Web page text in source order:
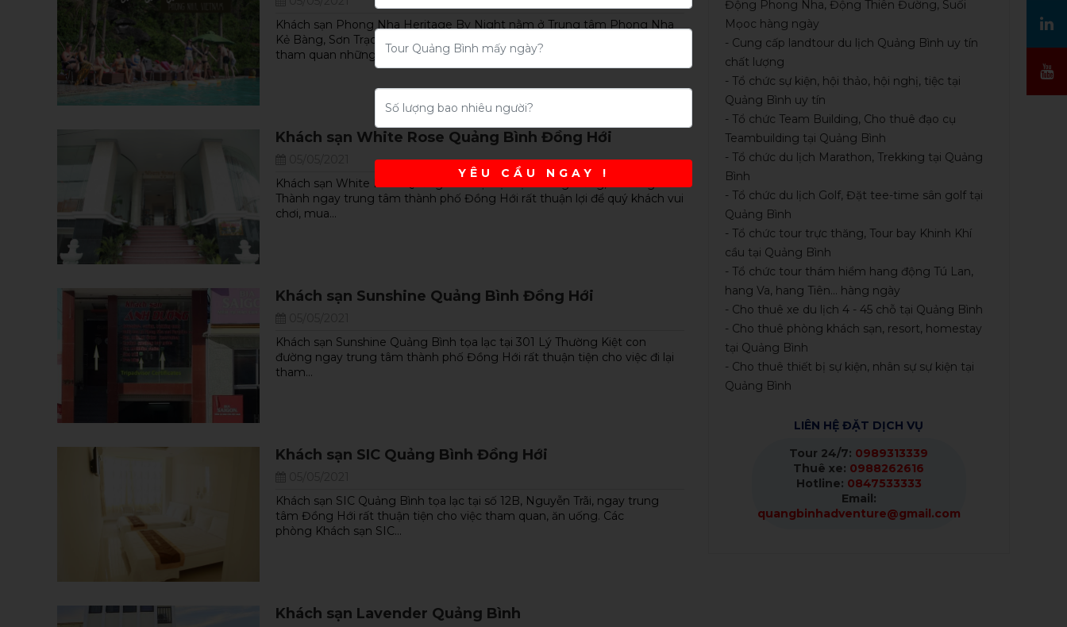
Khách sạn Phong Nha Heritage By Night nằm ở Trung tâm Phong Nha
Kẻ Bàng, Sơn Trạch, Bố Trạch, Quảng Bình rất thuận tiện để quý khách
tham quan những...
Khách sạn White Rose Quảng Bình Đồng Hới
Khách sạn White Rose Quảng Bình tọa lạc tại Phùng Hưng, Phường Hải
Thành ngay trung tâm thành phố Đồng Hới rất thuận lợi để quý khách vui
chơi, mua...
Khách sạn Sunshine Quảng Bình Đồng Hới
Khách sạn Sunshine Quảng Bình tọa lạc tại 301 Lý Thường Kiệt con
đường ngay trung tâm thành phố Đồng Hới rất thuận tiện cho việc đi lại
tham...
Khách sạn SIC Quảng Bình Đồng Hới
Khách sạn SIC Quảng Bình tọa lạc tại số 12B, Nguyễn Trãi, ngay trung
tâm Đồng Hới rất thuận tiện cho việc tham quan, ăn uống. Các
phòng Khách sạn SIC...
Khách sạn Lavender Quảng Bình
Động Phong Nha, Động Thiên Đường, Suối
Mọoc hàng ngày
- Cung cấp landtour du lịch Quảng Bình uy tín
chất lượng
- Tổ chức sự kiện, hội thảo, hội nghị, tiệc tại
Quảng Bình uy tín
- Tổ chức Team Building, Cho thuê đạo cụ
Teambuilding tại Quảng Bình
- Tổ chức du lịch Marathon, Trekking tại Quảng
Bình
- Tổ chức du lịch Golf, Đặt tee-time sân golf tại
Quảng Bình
- Tổ chức tour trực thăng, Tour bay Khinh Khí
cầu tại Quảng Bình
- Tổ chức tour thám hiểm hang động Tú Lan,
hang Va, hang Tiên... hàng ngày
- Cho thuê xe du lịch 4 - 45 chỗ tại Quảng Bình
- Cho thuê phòng khách sạn, resort, homestay
tại Quảng Bình
- Cho thuê thiết bị sự kiện, nhân sự sự kiện tại
Quảng Bình
LIÊN HỆ ĐẶT DỊCH VỤ
Tour 24/7: 0989313339
Thuê xe: 0988262616
Hotline: 0847533333
Email:
quangbinhadventure@gmail.com
YÊU CẦU NGAY !